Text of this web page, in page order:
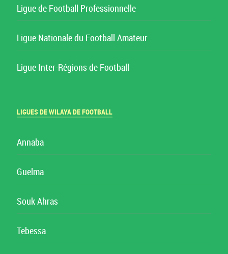
Ligue de Football Professionnelle
Ligue Nationale du Football Amateur
Ligue Inter-Régions de Football
LIGUES DE WILAYA DE FOOTBALL
Annaba
Guelma
Souk Ahras
Tebessa